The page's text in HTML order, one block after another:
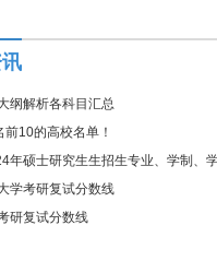
纲解析各科目汇总
10的高校名单！
年硕士研究生生招生专业、学制、
数
学考研复试分数线
研复试分数线